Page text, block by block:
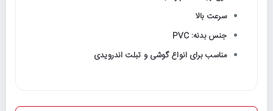
سرعت بالا
جنس بدنه: PVC
مناسب برای انواع گوشی و تبلت اندرویدی